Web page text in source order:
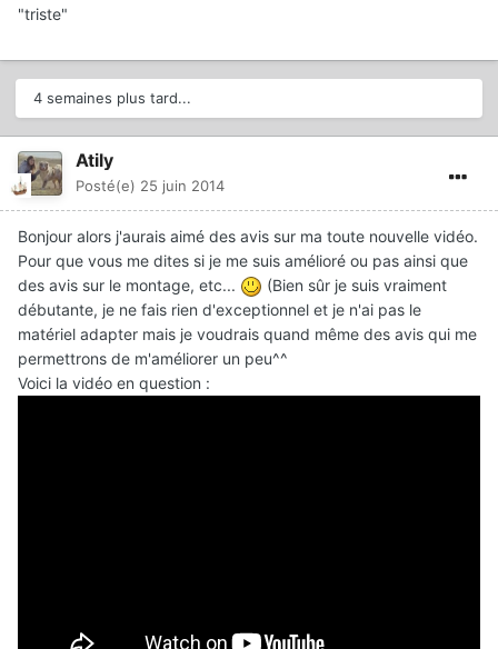
"triste"
4 semaines plus tard...
Atily
Posté(e) 25 juin 2014
Bonjour alors j'aurais aimé des avis sur ma toute nouvelle vidéo.
Pour que vous me dites si je me suis amélioré ou pas ainsi que
des avis sur le montage, etc...
(Bien sûr je suis vraiment
débutante, je ne fais rien d'exceptionnel et je n'ai pas le
matériel adapter mais je voudrais quand même des avis qui me
permettrons de m'améliorer un peu^^
Voici la vidéo en question :